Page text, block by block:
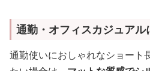
通勤・オフィスカジュア
通勤使いにおしゃれなショート